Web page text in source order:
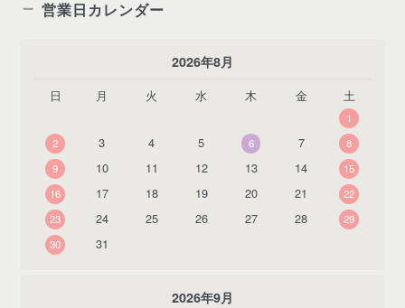
営業日カレンダー
2026年8月
日 月 火 水 木 金 土
1
2
3 4 5 6 7
8
9
10 11 12 13 14
15
16
17 18 19 20 21
22
23
24 25 26 27 28
29
30
31
2026年9月